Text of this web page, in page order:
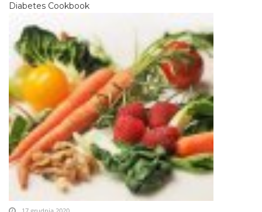
Diabetes Cookbook